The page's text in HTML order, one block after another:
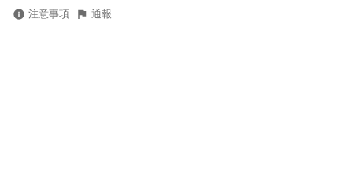
注意事項 通報